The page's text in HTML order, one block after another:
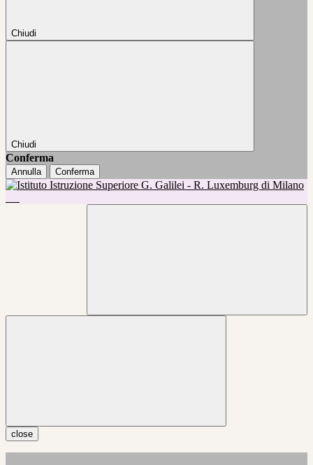
Chiudi
Chiudi
Conferma
Annulla Conferma
close